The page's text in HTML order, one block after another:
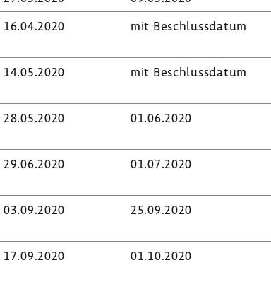
16.04.2020 mit Beschluss­datum
14.05.2020 mit Beschluss­datum
28.05.2020 01.06.2020
29.06.2020 01.07.2020
03.09.2020 25.09.2020
17.09.2020 01.10.2020